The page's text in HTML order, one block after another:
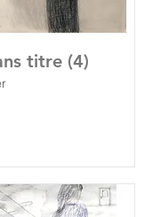
titre (4)